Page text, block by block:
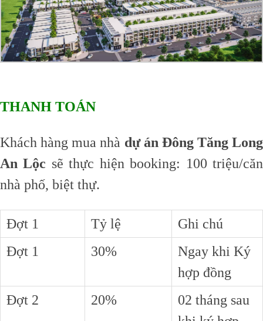
THANH TOÁN
Khách hàng mua nhà dự án Đông Tăng Long
An Lộc sẽ thực hiện booking: 100 triệu/căn
nhà phố, biệt thự.
Đợt 1 Tỷ lệ
Ghi chú
Đợt 1
30%
Ngay khi Ký
hợp đồng
Đợt 2
20%
02 tháng sau